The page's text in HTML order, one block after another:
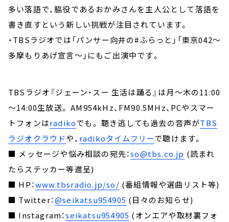
多い落語で、脇役であるおかみさんを主人公として落語を
書き直すという新しい挑戦が注目されています。
・TBSラジオでは「パンサー向井の#ふらっと」「東京042～
多摩もりあげ宣言～」にもご出演中です。
TBSラジオ『ジェーン・スー 生活は踊る』は月～木の11:00
～14:00生放送。 AM954kHz、FM90.5MHz、PCやスマー
トフォンはradikoでも。 聴き逃しても過去の音声がTBS
ラジオクラウドや、 radikoタイムフリーで聴けます。
■ メッセージや悩み相談の宛先：so@tbs.co.jp (読まれ
たらステッカー等進呈)
■ HP：www.tbsradio.jp/so/ (番組情報や選曲リスト等)
■ Twitter：@seikatsu954905 (日々のお知らせ)
■ Instagram：seikatsu954905 (オンエアや取材裏フォ